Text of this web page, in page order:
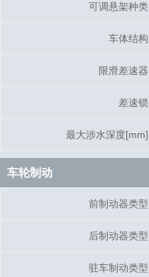
可调悬架种类
车体结构
限滑差速器
差速锁
最大涉水深度[mm]
车轮制动
前制动器类型
后制动器类型
驻车制动类型
可调悬架种类
车体结构
限滑差速器
差速锁
最大涉水深度[mm]
车轮制动
前制动器类型
后制动器类型
驻车制动类型